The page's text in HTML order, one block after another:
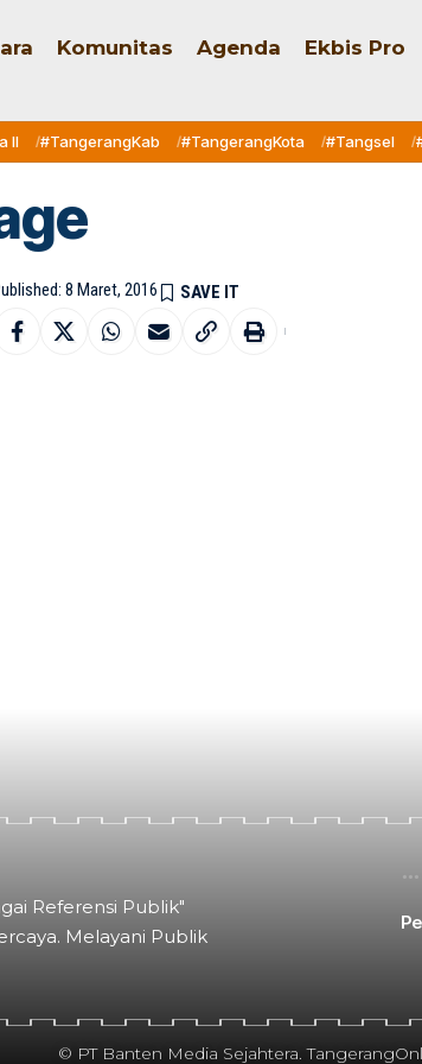
Komunitas Agenda Ekbis Pro
II #TangerangKab #TangerangKota #Tangsel
8 Maret, 2016
Referensi Publik"
Melayani Publik
© PT Banten Media Sejahtera.